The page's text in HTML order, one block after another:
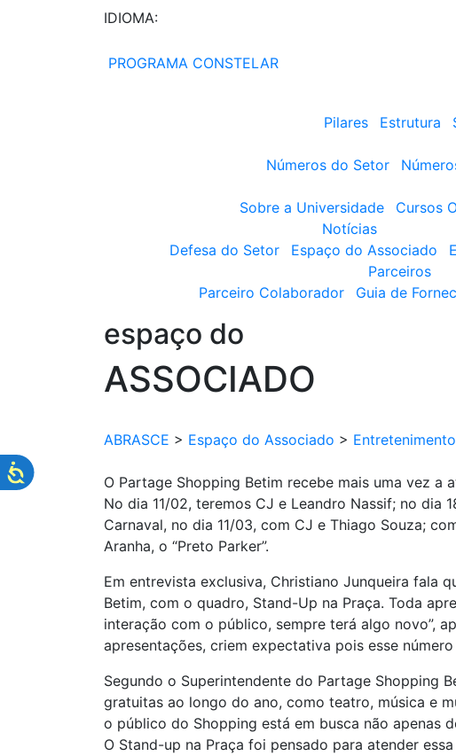
IDIOMA:
PROGRAMA CONSTELAR
Pilares
Estrutura
Números do Setor
Sobre a Universidade
Cursos
Notícias
Defesa do Setor
Espaço do Associado
Parceiros
Parceiro Colaborador
Guia de
espaço do
ASSOCIADO
ABRASCE > Espaço do Associado > Entretenimento
O Partage Shopping Betim recebe mais uma vez a
No dia 11/02, teremos CJ e Leandro Nassif; no
Carnaval, no dia 11/03, com CJ e Thiago Souza;
Aranha, o “Preto Parker”.
Em entrevista exclusiva, Christiano Junqueira fala
Betim, com o quadro, Stand-Up na Praça. Toda
interação com o público, sempre terá algo novo”,
apresentações, criem expectativa pois esse
Segundo o Superintendente do Partage Shopping
gratuitas ao longo do ano, como teatro, música e
o público do Shopping está em busca não apenas
O Stand-up na Praça foi pensado para atender